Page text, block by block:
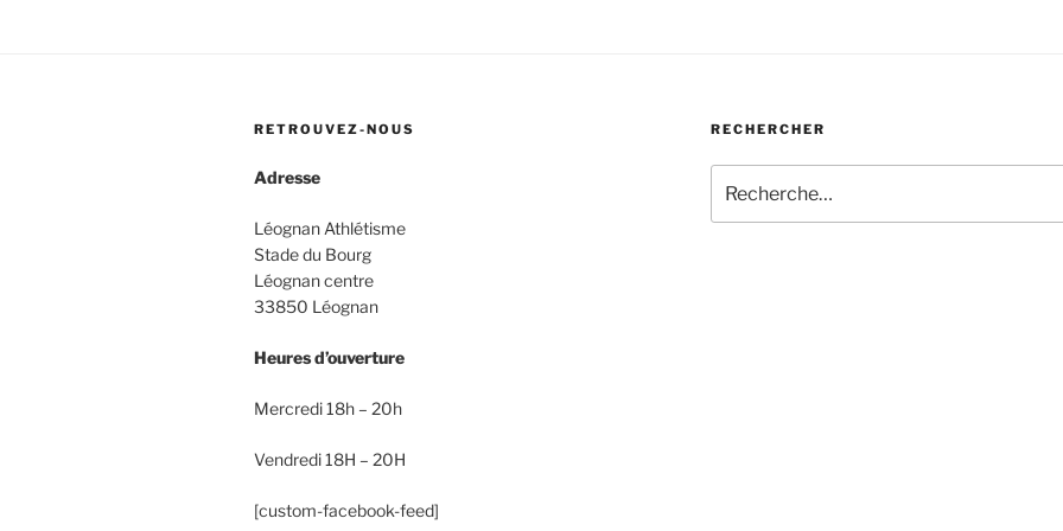
RETROUVEZ-NOUS
Adresse
Léognan Athlétisme
Stade du Bourg
Léognan centre
33850 Léognan
Heures d’ouverture
Mercredi 18h – 20h
Vendredi 18H – 20H
[custom-facebook-feed]
RECHERCHER
pour
: